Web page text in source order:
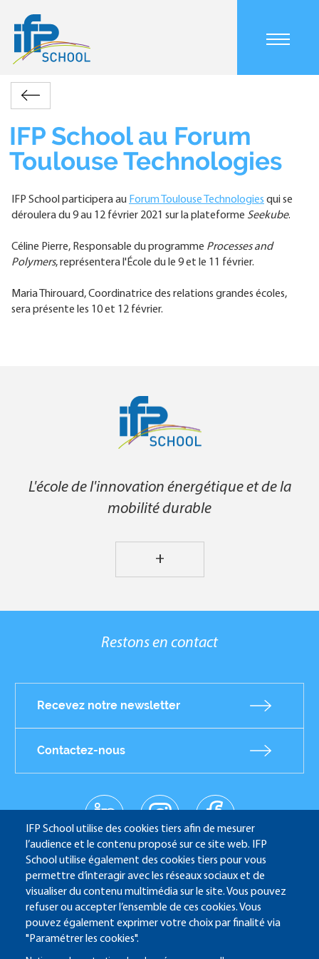
Main
navigation
mobile
IFP School utilise des cookies tiers afin de mesurer
l’audience et le contenu proposé sur ce site web. IFP
School utilise également des cookies tiers pour vous
permettre d’interagir avec les réseaux sociaux et de
visualiser du contenu multimédia sur le site. Vous pouvez
refuser ou accepter l’ensemble de ces cookies. Vous
pouvez également exprimer votre choix par finalité via
"Paramétrer les cookies".
Fil
d'Ariane
Accueil
Actualités
Retour
Forum
Toulouse
Technologies
IFP School au Forum
Toulouse Technologies
IFP School participera au Forum Toulouse Technologies qui se
déroulera du 9 au 12 février 2021 sur la plateforme Seekube.
Céline Pierre, Responsable du programme Processes and
Polymers, représentera l'École du le 9 et le 11 février.
Maria Thirouard, Coordinatrice des relations grandes écoles,
sera présente les 10 et 12 février.
L'école de l'innovation énergétique et de la
mobilité durable
+
Restons en contact
Recevez notre newsletter
Contactez-nous
Réseaux
sociaux
linkedin
instagr
facebo
youtub
e
IFP School - 232 Avenue Napoléon Bonaparte - 92852
Rueil-Malmaison